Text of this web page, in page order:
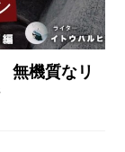
無機質なリ